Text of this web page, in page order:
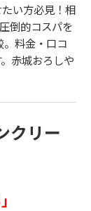
い方必見！相
倒的コスパを
料金・口コ
赤城おろしや
クリー